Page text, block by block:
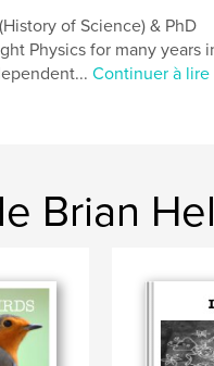
of Science) & PhD
Physics for many years
Continuer à lire
Brian